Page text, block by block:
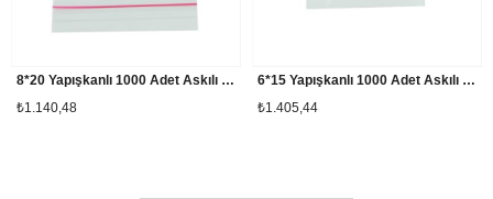
8*20 Yapışkanlı 1000 Adet Askılı Şeffaf Poşet
₺1.140,48
6*15 Yapışkanlı 1000 Adet Askılı Şeffaf Poşet
₺1.405,44